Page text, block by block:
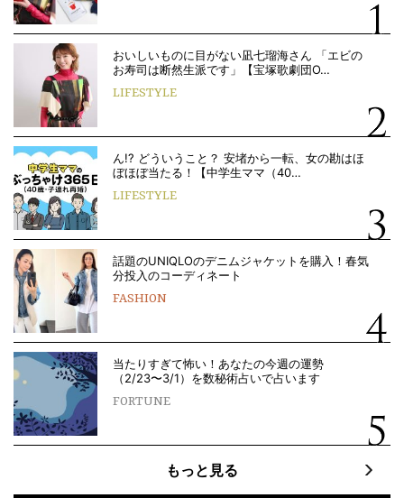
おいしいものに目がない凪七瑠海さん 「エビの
お寿司は断然生派です」【宝塚歌劇団O…
LIFESTYLE
ん!? どういうこと？ 安堵から一転、女の勘はほ
ぼほぼ当たる！【中学生ママ（40…
LIFESTYLE
話題のUNIQLOのデニムジャケットを購入！春気
分投入のコーディネート
FASHION
当たりすぎて怖い！あなたの今週の運勢
（2/23〜3/1）を数秘術占いで占います
FORTUNE
もっと見る